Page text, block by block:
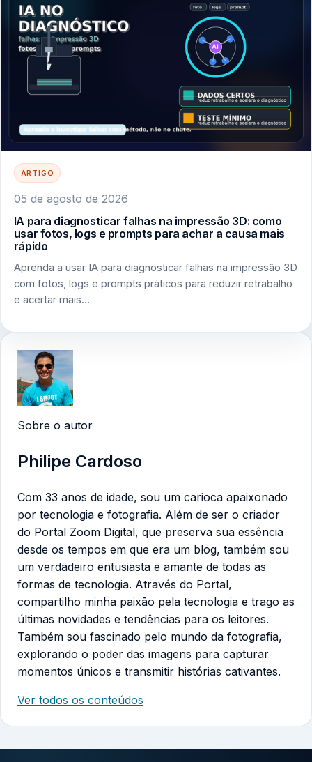
ARTIGO
05 de agosto de 2026
IA para diagnosticar falhas na impressão 3D: como
usar fotos, logs e prompts para achar a causa mais
rápido
Aprenda a usar IA para diagnosticar falhas na impressão 3D
com fotos, logs e prompts práticos para reduzir retrabalho
e acertar mais…
Sobre o autor
Philipe Cardoso
Com 33 anos de idade, sou um carioca apaixonado
por tecnologia e fotografia. Além de ser o criador
do Portal Zoom Digital, que preserva sua essência
desde os tempos em que era um blog, também sou
um verdadeiro entusiasta e amante de todas as
formas de tecnologia. Através do Portal,
compartilho minha paixão pela tecnologia e trago as
últimas novidades e tendências para os leitores.
Também sou fascinado pelo mundo da fotografia,
explorando o poder das imagens para capturar
momentos únicos e transmitir histórias cativantes.
Ver todos os conteúdos